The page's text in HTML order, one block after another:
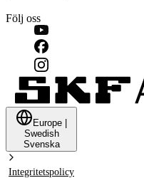
Följ oss
Europe
Swedish
Svenska
Integritetspolicy